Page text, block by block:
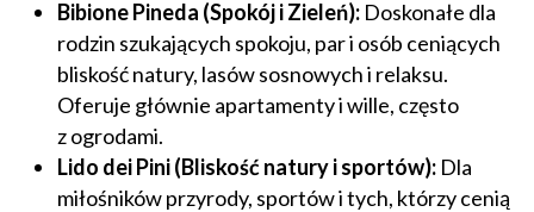
Bibione Pineda (Spokój i Zieleń): Doskonałe dla
rodzin szukających spokoju, par i osób ceniących
bliskość natury, lasów sosnowych i relaksu.
Oferuje głównie apartamenty i wille, często
z ogrodami.
Lido dei Pini (Bliskość natury i sportów): Dla
miłośników przyrody, sportów i tych, którzy cenią